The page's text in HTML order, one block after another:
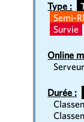
Type :
Semi-
Survie
Online
Durée :